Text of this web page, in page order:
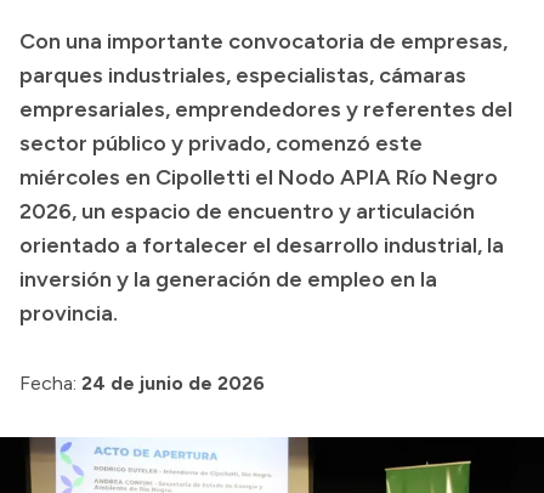
Transparencia
Presupuesto
Boletín Oficial
Compras y licitaciones
Consulta de expedientes
Consulta de pago a proveedores
Convocatorias
Login
Con una importante convocatoria de empresas,
parques industriales, especialistas, cámaras
empresariales, emprendedores y referentes del
sector público y privado, comenzó este
miércoles en Cipolletti el Nodo APIA Río Negro
2026, un espacio de encuentro y articulación
orientado a fortalecer el desarrollo industrial, la
inversión y la generación de empleo en la
provincia.
Fecha: 24 de junio de 2026